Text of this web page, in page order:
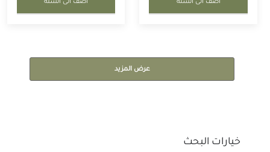
خيارات البحث
أضف الى السلة أضف الى السلة
عرض المزيد